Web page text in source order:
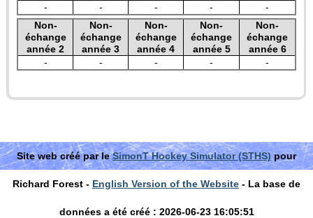
-
- - -
-
Non-
échange
année 2
Non-
échange
année 3
Non-
échange
année 4
Non-
échange
année 5
Non-
échange
année 6
-
- - - -
Site web créé par leSimonT Hockey Simulator (STHS)pour
Richard Forest - English Version of the Website - La base de
données a été créé : 2026-06-23 16:05:51